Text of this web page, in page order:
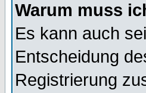
Warum muss
Es kann auch
Entscheidung
Registrierung